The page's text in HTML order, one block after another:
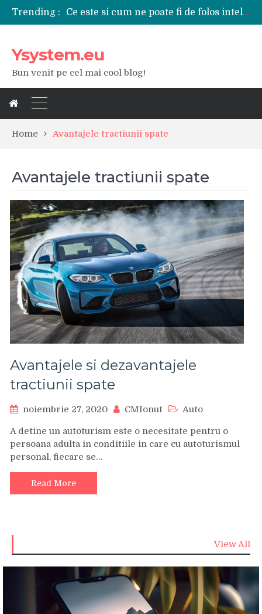
Trending :
Ce este si cum ne poate fi de folos inteligenta artificiala?
Tipuri de polizoare de care este nevoie intr-un atelier
Cele mai bune smartphone-uri lansate in anul 2024
Ysystem.eu
Bun venit pe cel mai cool blog!
Home Avantajele tractiunii spate
Avantajele tractiunii spate
Avantajele si dezavantajele
tractiunii spate
noiembrie 27, 2020 CMIonut Auto
A detine un autoturism este o necesitate pentru o
persoana adulta in conditiile in care cu autoturismul
personal, fiecare se…
Read More
View All